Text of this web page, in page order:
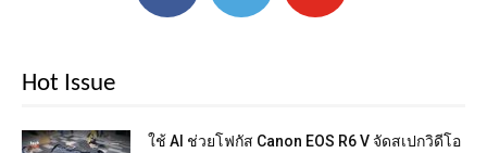
Hot Issue
ใช้ AI ช่วยโฟกัส Canon EOS R6 V จัดสเปกวิดีโอ